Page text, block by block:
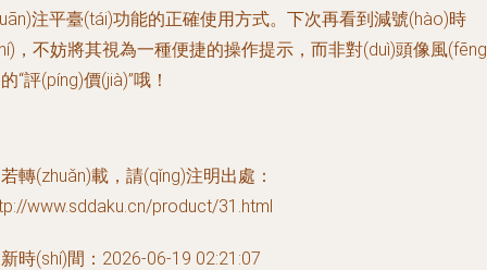
注平臺(tái)功能的正確使用方式。下次再看到減號(hào)時
，不妨將其視為一種便捷的操作提示，而非對(duì)頭像風
“評(píng)價(jià)”哦！
轉(zhuǎn)載，請(qǐng)注明出處：
www.sddaku.cn/product/31.html
時(shí)間：2026-06-19 02:21:07